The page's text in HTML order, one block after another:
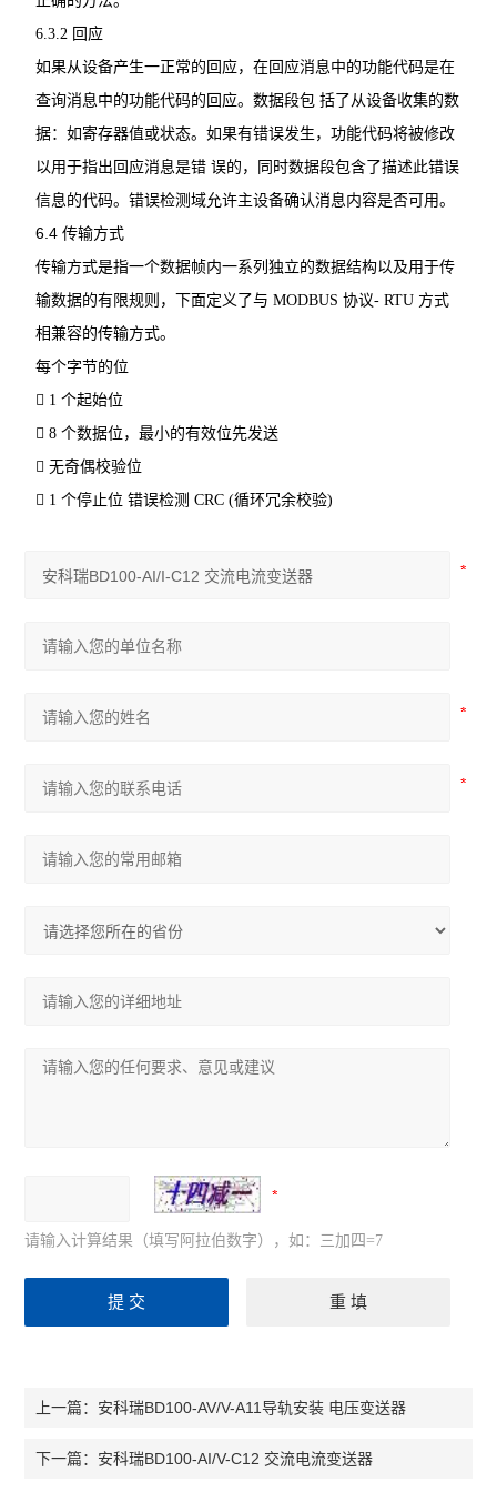
6.3.2 回应
如果从设备产生一正常的回应，在回应消息中的功能代码是在
查询消息中的功能代码的回应。数据段包括了从设备收集的数
据：如寄存器值或状态。如果有错误发生，功能代码将被修改
以用于指出回应消息是错误的，同时数据段包含了描述此错误
信息的代码。错误检测域允许主设备确认消息内容是否可用。
6.4传输方式
传输方式是指一个数据帧内一系列独立的数据结构以及用于传
输数据的有限规则，下面定义了与MODBUS协议- RTU 方式
相兼容的传输方式。
每个字节的位
 1个起始位
8个数据位，最小的有效位先发送
无奇偶校验位
 1个停止位错误检测CRC (循环冗余校验)
请输入计算结果（填写阿拉伯数字），如：三加四=7
上一篇： 安科瑞BD100-AV/V-A11导轨安装 电压变送器
下一篇： 安科瑞BD100-AI/V-C12 交流电流变送器